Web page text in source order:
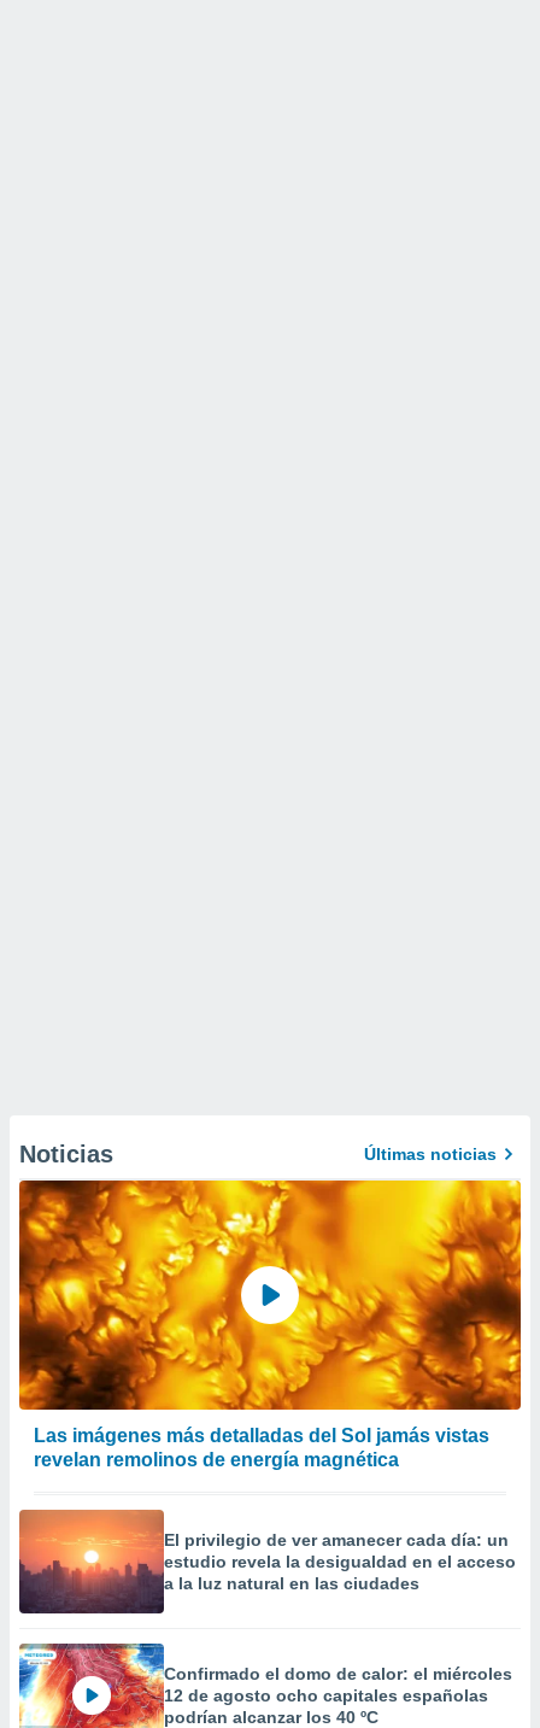
Noticias Últimas noticias
Las imágenes más detalladas del Sol jamás vistas
revelan remolinos de energía magnética
El privilegio de ver amanecer cada día: un
estudio revela la desigualdad en el acceso
a la luz natural en las ciudades
Confirmado el domo de calor: el miércoles
12 de agosto ocho capitales españolas
podrían alcanzar los 40 ºC